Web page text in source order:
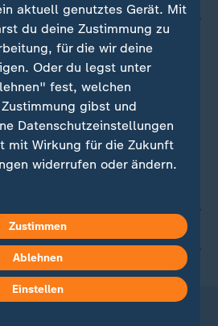
aktuell genutztes Gerät. Mit
du deine Zustimmung zu
für die wir deine
Oder du legst unter
fest, welchen
gibst und
Datenschutzeinstellungen
mit Wirkung für die Zukunft
widerrufen oder ändern.
findest du in unserer
Zustimmen
Ablehnen
Einstellen